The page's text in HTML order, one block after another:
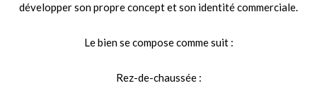
développer son propre concept et son identité commerciale.
Le bien se compose comme suit :
Rez-de-chaussée :